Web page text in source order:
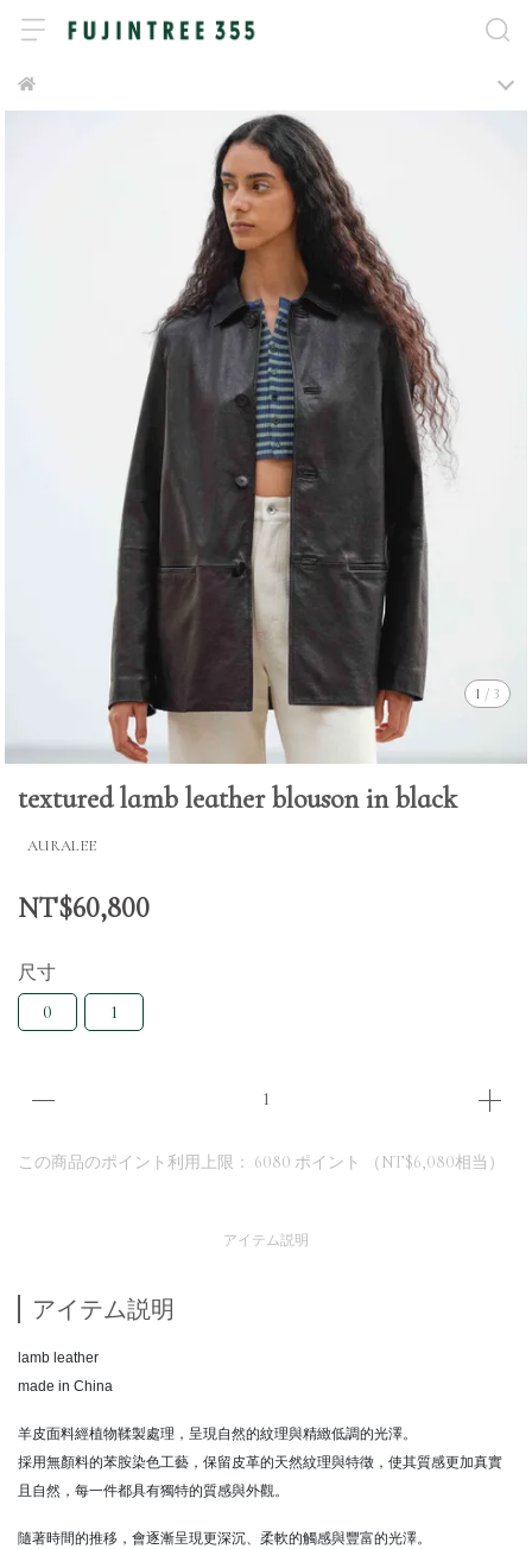
1 / 3
textured lamb leather blouson in black
AURALEE
NT$60,800
尺寸
0
1
この商品のポイント利用上限： 6080 ポイント （NT$6,080相当）
アイテム説明
アイテム説明
lamb leather
made in China
羊皮面料經植物鞣製處理，呈現自然的紋理與精緻低調的光澤。
採用無顏料的苯胺染色工藝，保留皮革的天然紋理與特徵，使其質感更加真實
且自然，每一件都具有獨特的質感與外觀。
隨著時間的推移，會逐漸呈現更深沉、柔軟的觸感與豐富的光澤。